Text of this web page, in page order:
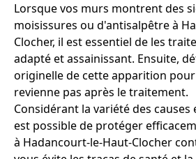
Lorsque vos murs montrent des
moisissures ou d'antisalpêtre à
Clocher, il est essentiel de les
adapté et assainissant. Ensuite,
originelle de cette apparition
revienne pas après le traitement.
Considérant la variété des causes
est possible de protéger
à Hadancourt-le-Haut-Clocher